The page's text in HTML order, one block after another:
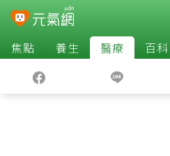
焦點 養生 醫療 百科